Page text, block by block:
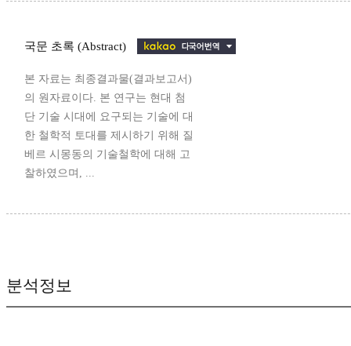
국문 초록 (Abstract)
본 자료는 최종결과물(결과보고서)
의 원자료이다. 본 연구는 현대 첨
단 기술 시대에 요구되는 기술에 대
한 철학적 토대를 제시하기 위해 질
베르 시몽동의 기술철학에 대해 고
찰하였으며, ...
분석정보